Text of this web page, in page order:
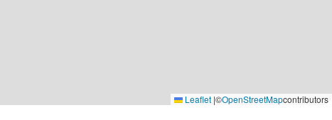
Leaflet |©OpenStreetMapcontributors